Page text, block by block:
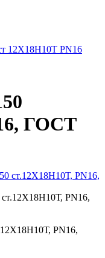
12Х18Н10Т PN16
ГОСТ
PN16,
PN16,